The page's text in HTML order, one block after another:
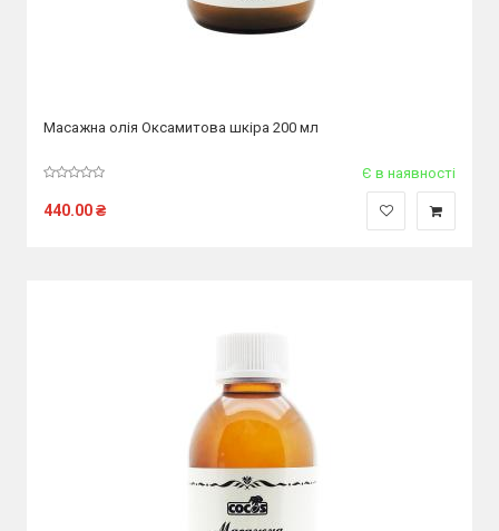
Масажна олія Оксамитова шкіра 200 мл
Є в наявності
440.00₴